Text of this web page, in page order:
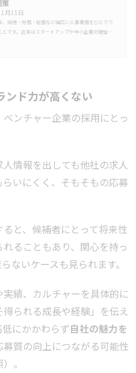
策
月11日
、採用・労務・総務など幅広い人事業務をひとりで
とです。近年はスタートアップや中小企業の増加に
とり人事…
ンド力が高くない
ンチャー企業の採用にとっ
情報を出しても他社の求人
いにくく、そもそもの応募
と、候補者にとって将来性
ることもあり、関心を持っ
ないケースも見られます。
績、カルチャーを具体的に
られる成長や経験」を伝え
にかかわらず自社の魅力を
募質の向上につながる可能性
。